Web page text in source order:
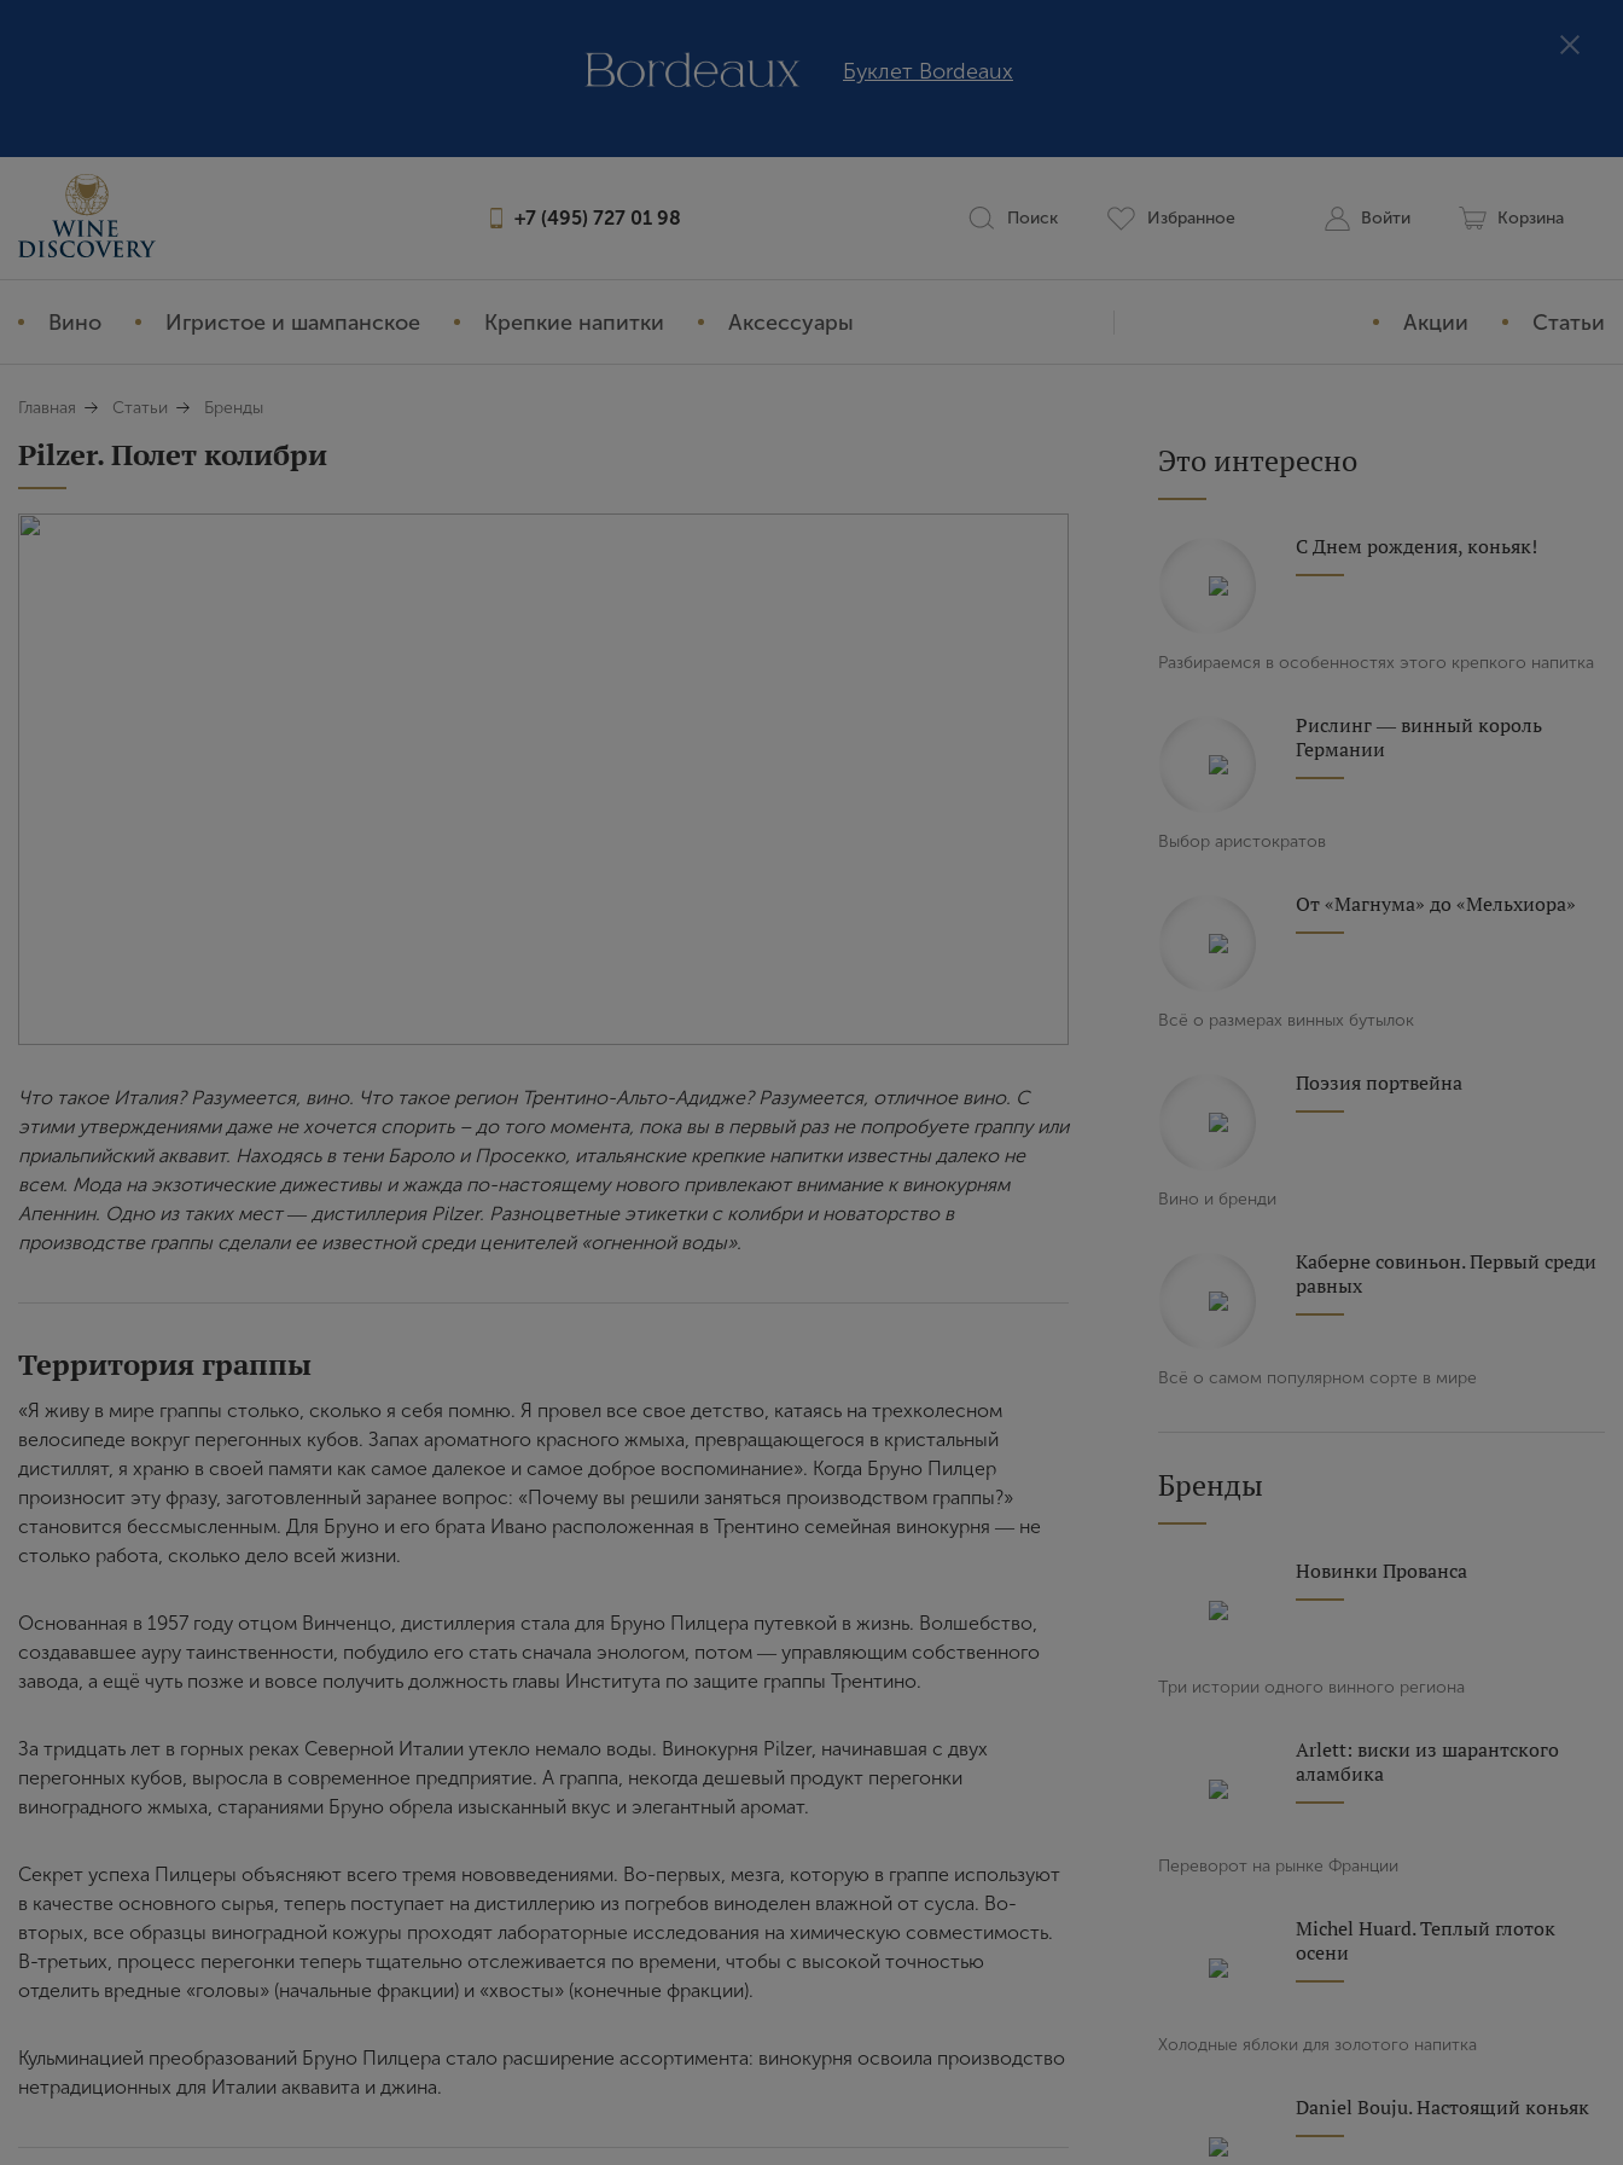
Буклет Bordeaux
+7 (495) 727 01 98 Поиск Избранное Войти
Выйти
Корзина
Вино Игристое и шампанское Крепкие напитки Аксессуары Акции Статьи
Главная Статьи Бренды
Pilzer. Полет колибри
Что такое Италия? Разумеется, вино. Что такое регион Трентино-Альто-Адидже? Разумеется, отличное вино. С
этими утверждениями даже не хочется спорить – до того момента, пока вы в первый раз не попробуете граппу или
приальпийский аквавит. Находясь в тени Бароло и Просекко, итальянские крепкие напитки известны далеко не
всем. Мода на экзотические дижестивы и жажда по-настоящему нового привлекают внимание к винокурням
Апеннин. Одно из таких мест ― дистиллерия Pilzer. Разноцветные этикетки с колибри и новаторство в
производстве граппы сделали ее известной среди ценителей «огненной воды».
Территория граппы
«Я живу в мире граппы столько, сколько я себя помню. Я провел все свое детство, катаясь на трехколесном
велосипеде вокруг перегонных кубов. Запах ароматного красного жмыха, превращающегося в кристальный
дистиллят, я храню в своей памяти как самое далекое и самое доброе воспоминание». Когда Бруно Пилцер
произносит эту фразу, заготовленный заранее вопрос: «Почему вы решили заняться производством граппы?»
становится бессмысленным. Для Бруно и его брата Ивано расположенная в Трентино семейная винокурня ― не
столько работа, сколько дело всей жизни.
Основанная в 1957 году отцом Винченцо, дистиллерия стала для Бруно Пилцера путевкой в жизнь. Волшебство,
создававшее ауру таинственности, побудило его стать сначала энологом, потом ― управляющим собственного
завода, а ещё чуть позже и вовсе получить должность главы Института по защите граппы Трентино.
За тридцать лет в горных реках Северной Италии утекло немало воды. Винокурня Pilzer, начинавшая с двух
перегонных кубов, выросла в современное предприятие. А граппа, некогда дешевый продукт перегонки
виноградного жмыха, стараниями Бруно обрела изысканный вкус и элегантный аромат.
Секрет успеха Пилцеры объясняют всего тремя нововведениями. Во-первых, мезга, которую в граппе используют
в качестве основного сырья, теперь поступает на дистиллерию из погребов виноделен влажной от сусла. Во-
вторых, все образцы виноградной кожуры проходят лабораторные исследования на химическую совместимость.
В-третьих, процесс перегонки теперь тщательно отслеживается по времени, чтобы с высокой точностью
отделить вредные «головы» (начальные фракции) и «хвосты» (конечные фракции).
Кульминацией преобразований Бруно Пилцера стало расширение ассортимента: винокурня освоила производство
нетрадиционных для Италии аквавита и джина.
Это интересно
С Днем рождения, коньяк!
Разбираемся в особенностях этого крепкого напитка
Рислинг ― винный король
Германии
Выбор аристократов
От «Магнума» до «Мельхиора»
Всё о размерах винных бутылок
Поэзия портвейна
Вино и бренди
Каберне совиньон. Первый среди
равных
Всё о самом популярном сорте в мире
Бренды
Новинки Прованса
Три истории одного винного региона
Arlett: виски из шарантского
аламбика
Переворот на рынке Франции
Michel Huard. Теплый глоток
осени
Холодные яблоки для золотого напитка
Daniel Bouju. Настоящий коньяк